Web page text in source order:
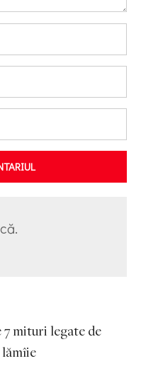
mituri legate de